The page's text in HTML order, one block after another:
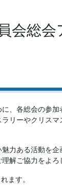
会総会
、各総会の参
リーやクリスマ
力ある活動を企
解ご協力をよろ
ます。